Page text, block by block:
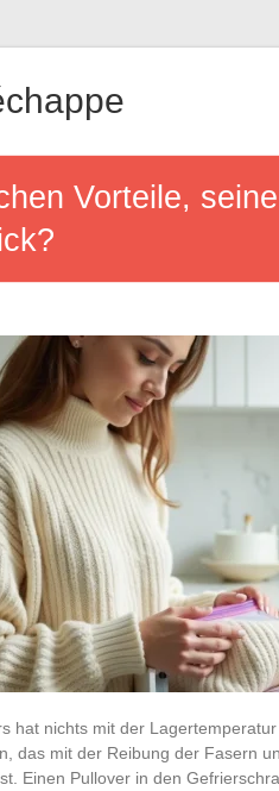
Vorteile,
hat nichts mit der
das mit der Reibung der Fasern
Einen Pullover in den